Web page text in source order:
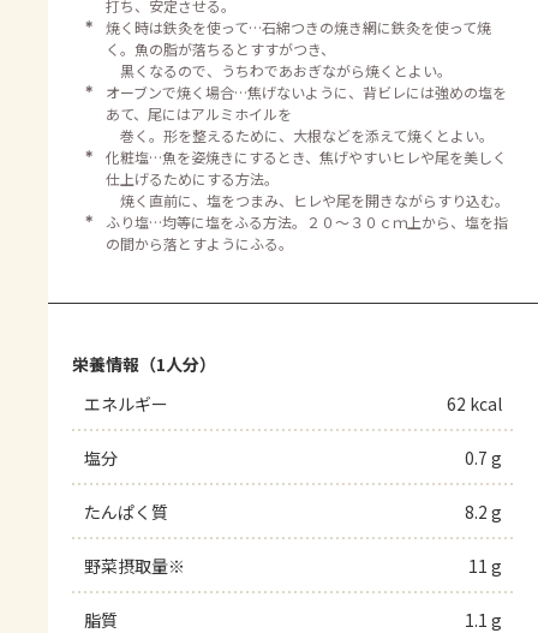
打ち、安定させる。
＊
焼く時は鉄灸を使って…石綿つきの焼き網に鉄灸を使って焼
く。魚の脂が落ちるとすすがつき、
黒くなるので、うちわであおぎながら焼くとよい。
＊
オーブンで焼く場合…焦げないように、背ビレには強めの塩を
あて、尾にはアルミホイルを
巻く。形を整えるために、大根などを添えて焼くとよい。
＊
化粧塩…魚を姿焼きにするとき、焦げやすいヒレや尾を美しく
仕上げるためにする方法。
焼く直前に、塩をつまみ、ヒレや尾を開きながらすり込む。
＊
ふり塩…均等に塩をふる方法。２０～３０ｃｍ上から、塩を指
の間から落とすようにふる。
栄養情報（1人分）
エネルギー
62 kcal
塩分 0.7 g
たんぱく質 8.2 g
野菜摂取量※ 11 g
脂質 1.1 g